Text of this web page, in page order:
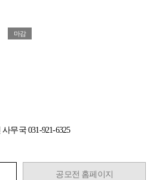
마감
무국 031-921-6325
공모전 홈페이지